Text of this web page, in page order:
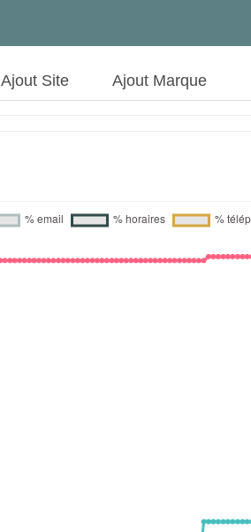
Ajout Site Ajout Marque